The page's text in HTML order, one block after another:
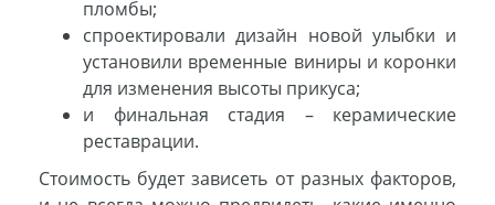
пломбы;
спроектировали дизайн новой улыбки и
установили временные виниры и коронки
для изменения высоты прикуса;
и финальная стадия – керамические
реставрации.
Стоимость будет зависеть от разных факторов,